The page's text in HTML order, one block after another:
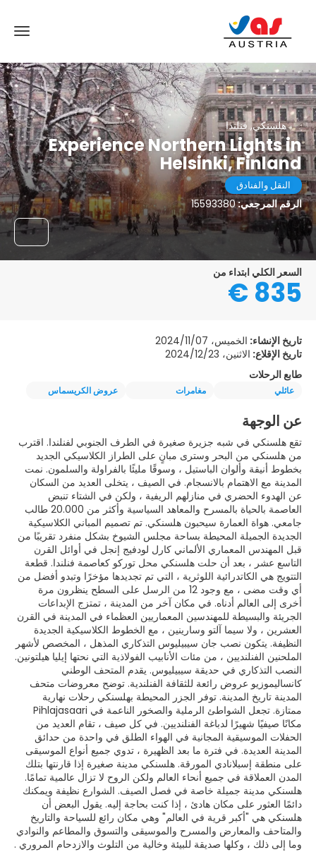
هلسنكي, فنلندا
Experience Northern Lights in
Helsinki, Finland
النقل والفنادق
الرقم المرجعي:15593380
السعر الكلي ابتداء من
835 €
تاريخ الإنشاء: الخميس، 2024/11/07
تاريخ الإقلاع: الاثنين، 2024/12/23
طابع الرحلات
عائلي مغامرات عروض الكريسماس
عن الوجهة
تقع هلسنكي في شبه جزيرة صغيرة في الطرف الجنوبي لفنلندا. اقترب
من هلسنكي من البحر وسترى مبانٍ على الطراز الكلاسيكي الجديد
بخطوط أنيقة وألوان الباستيل ، وسوقًا مليئًا بالفراولة والسلمون. نمت
المدينة مع الاهتمام بالانسجام. في الصيف ، يتخلى العديد من السكان
عن الهدوء الحضري في منازلهم الريفية ، ولكن في الشتاء تنبض
العاصمة بالحياة بالمسرح والمعاهد السياسية وأكثر من 20.000 طالب
جامعي. هواة العمارة سيحبون هلسنكي. تم تصميم المباني الكلاسيكية
الجديدة الجميلة المحيطة بساحة مجلس الشيوخ بشكل منفرد تقريبًا من
قبل المهندس المعماري الألماني كارل لودفيج إنجل في أوائل القرن
التاسع عشر ، بعد أن حلت هلسنكي محل توركو كعاصمة فنلندا. قطعة
التتويج هي الكاتدرائية اللوثرية ، التي تم تجديدها مؤخرًا وتبدو أفضل من
أي وقت مضى ، مع وجود 12 من الرسل على السطح ينظرون مرة
أخرى إلى العالم أدناه. في مكان آخر من المدينة ، تمتزج الإبداعات
الجريئة والبسيطة للمهندسين المعماريين العظماء في المدينة في القرن
العشرين ، ولا سيما آلتو وسارينين ، مع الخطوط الكلاسيكية الجديدة
النظيفة. يتكون نصب جان سيبيليوس التذكاري المذهل ، المخصص لأشهر
الملحنين الفنلنديين ، من مئات الأنابيب الفولاذية التي نحتها إيليا هيلتونين.
النصب التذكاري في حديقة سيبيليوس. يقدم المتحف الوطني
كانساليموزيو عروض رائعة للثقافة الفنلندية. توضح معروضات متحف
المدينة تاريخ المدينة. توفر الجزر المحيطة بهلسنكي رحلات نهارية
ممتازة. تجعل الشواطئ الرملية والصخور الناعمة في Pihlajasaari
مكانًا صيفيًا شهيرًا لدباغة الفنلنديين. في كل صيف ، تقام العديد من
الحفلات الموسيقية المجانية في الهواء الطلق في واحدة من حدائق
المدينة العديدة. في فترة ما بعد الظهيرة ، تدوي جميع أنواع الموسيقى
على منطقة إسبلانادي المورقة. هلسنكي مدينة صغيرة إذا قارنتها بتلك
المدن العملاقة في جميع أنحاء العالم ولكن الروح لا تزال عالمية تمامًا.
هلسنكي مدينة جميلة خاصة في فصل الصيف. الشوارع نظيفة ويمكنك
دائمًا العثور على مكان هادئ ، إذا كنت بحاجة إليه. يقول البعض أن
هلسنكي هي "أكبر قرية في العالم" وهي مكان رائع للسياحة والتاريخ
والمتاحف والمعارض والمسرح والموسيقى والتسوق والمطاعم والنوادي
وما إلى ذلك ، وكلها صديقة للبيئة وخالية من التلوث والازدحام المروري .